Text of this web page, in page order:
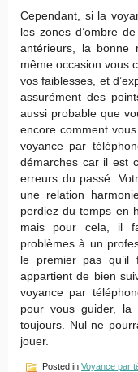
Cependant, si la
les zones d’ombre
antérieurs, la bonne
même occasion vous
vos faiblesses, et
assurément des
aussi probable que
encore comment
voyance par
démarches car il est
erreurs du passé.
une relation
perdiez du temps en
mais pour cela, il
problèmes à un
le premier pas qu’il
appartient de bien
voyance par
pour vous guider, la
toujours. Nul ne
jouer.
Posted in Voyance par